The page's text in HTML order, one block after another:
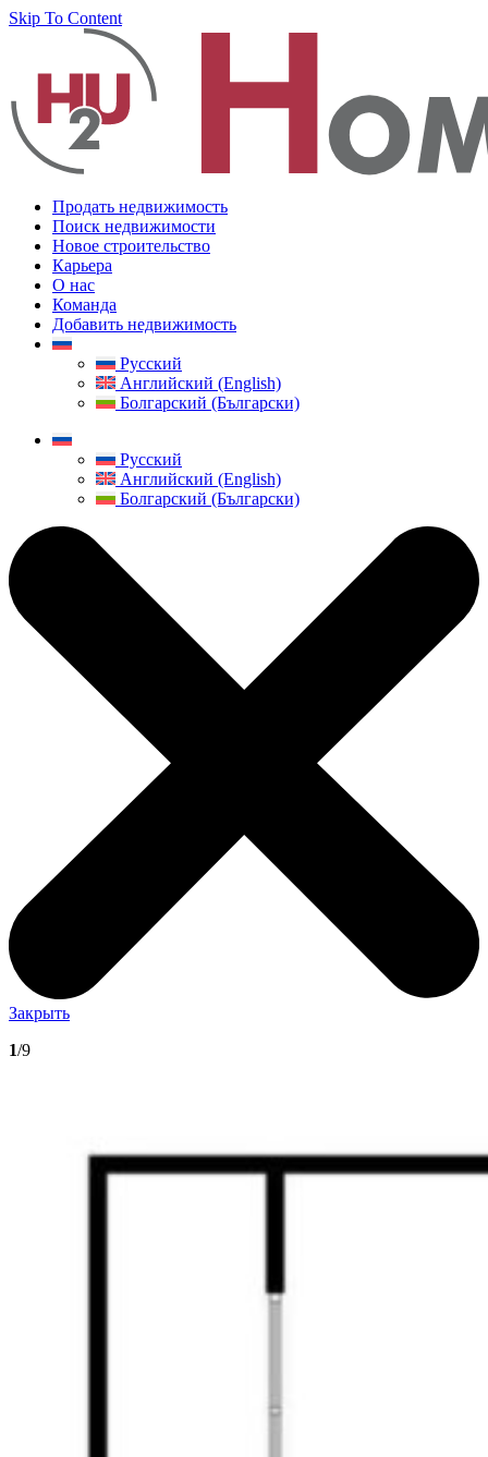
Skip To Content
Продать недвижимость
Поиск недвижимости
Новое строительство
Карьера
О нас
Команда
Добавить недвижимость
Русский
Английский (English)
Болгарский (Български)
Русский
Английский (English)
Болгарский (Български)
Закрыть
1/9